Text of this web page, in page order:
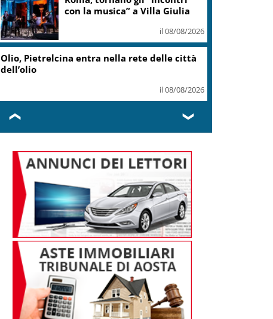
con la musica” a Villa Giulia
il 08/08/2026
Olio, Pietrelcina entra nella rete delle città
dell’olio
il 08/08/2026
❮ ❯